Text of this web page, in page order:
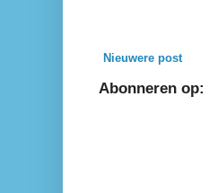
Nieuwere post
Abonneren op: